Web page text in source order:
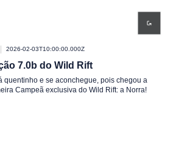
2026-02-03T10:00:00.000Z
7.0b do Wild Rift
quentinho e se aconchegue, pois chegou a
Campeã exclusiva do Wild Rift: a Norra!